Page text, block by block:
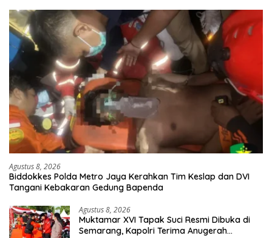
Agustus 8, 2026
Biddokkes Polda Metro Jaya Kerahkan Tim Keslap dan DVI
Tangani Kebakaran Gedung Bapenda
Agustus 8, 2026
Muktamar XVI Tapak Suci Resmi Dibuka di
Semarang, Kapolri Terima Anugerah